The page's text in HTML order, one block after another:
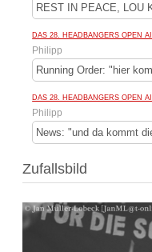
REST IN PEACE, LOU
DAS 28. HEADBANGERS OPEN
Philipp
Running Order: "hier
DAS 28. HEADBANGERS OPEN
Philipp
News: "und da kommt
Zufallsbild